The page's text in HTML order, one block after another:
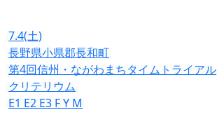
7.4(土)
長野県小県郡長和町
第4回信州・ながわまちタイムトライアル
クリテリウム
E1 E2 E3 FY M